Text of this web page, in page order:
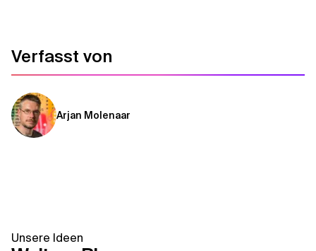
Verfasst von
Arjan Molenaar
Unsere Ideen